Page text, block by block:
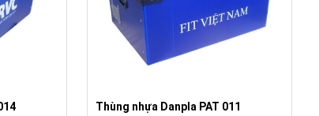
Thùng nhựa Danpla PAT 011